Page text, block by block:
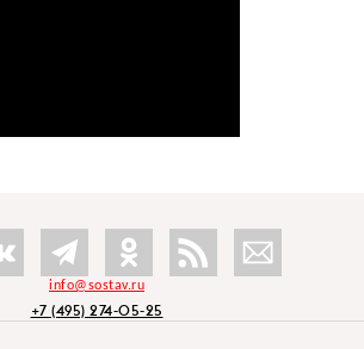
info@sostav.ru
+7 (495) 274-05-25